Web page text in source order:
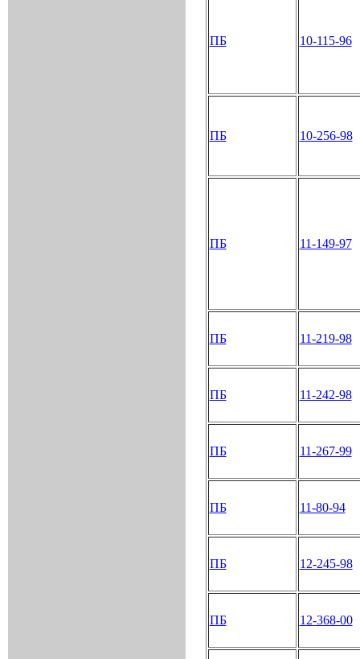
ПБ 10-115-96
ПБ 10-256-98
ПБ 11-149-97
ПБ 11-219-98
ПБ 11-242-98
ПБ 11-267-99
ПБ 11-80-94
ПБ 12-245-98
ПБ 12-368-00